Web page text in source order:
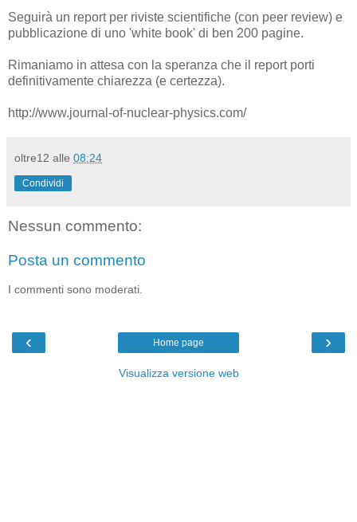
Seguirà un report per riviste scientifiche (con peer review) e
pubblicazione di uno 'white book' di ben 200 pagine.
Rimaniamo in attesa con la speranza che il report porti
definitivamente chiarezza (e certezza).
http://www.journal-of-nuclear-physics.com/
oltre12 alle 08:24
Condividi
Nessun commento:
Posta un commento
I commenti sono moderati.
‹ ›
Home page
Visualizza versione web